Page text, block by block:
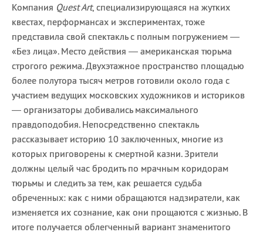
Компания Quest Art, специализирующаяся на жутких
квестах, перформансах и экспериментах, тоже
представила свой спектакль с полным погружением —
«Без лица». Место действия — американская тюрьма
строгого режима. Двухэтажное пространство площадью
более полутора тысяч метров готовили около года с
участием ведущих московских художников и историков
— организаторы добивались максимального
правдоподобия. Непосредственно спектакль
рассказывает историю 10 заключенных, многие из
которых приговорены к смертной казни. Зрители
должны целый час бродить по мрачным коридорам
тюрьмы и следить за тем, как решается судьба
обреченных: как с ними обращаются надзиратели, как
изменяется их сознание, как они прощаются с жизнью. В
итоге получается облегченный вариант знаменитого